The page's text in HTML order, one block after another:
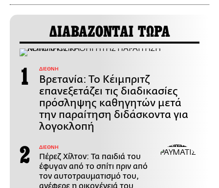
ΔΙΑΒΑΖΟΝΤΑΙ ΤΩΡΑ
ΔΙΕΘΝΗ
Βρετανία: Το Κέιμπριτζ
επανεξετάζει τις διαδικασίες
πρόσληψης καθηγητών μετά
την παραίτηση διδάσκοντα για
λογοκλοπή
ΔΙΕΘΝΗ
Πέρεζ Χίλτον: Τα παιδιά του
έφυγαν από το σπίτι πριν από
τον αυτοτραυματισμό του,
ανέφερε η οικογένειά του